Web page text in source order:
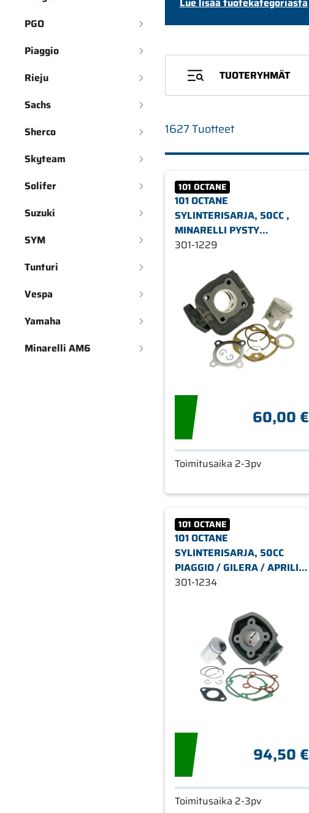
PGO
Piaggio
Rieju
Sachs
Sherco
Skyteam
Solifer
Suzuki
SYM
Tunturi
Vespa
Yamaha
Minarelli AM6
TUOTERYHMÄT
1627 Tuotteet
101 OCTANE
101 OCTANE
SYLINTERISARJA, 50CC ,
MINARELLI PYSTY
ILMAJÄÄHDYTYS
301-1229
60,00 €
Toimitusaika 2-3pv
101 OCTANE
101 OCTANE
SYLINTERISARJA, 50CC
PIAGGIO / GILERA / APRILIA
(PIAGGIO) L/C
301-1234
94,50 €
Toimitusaika 2-3pv